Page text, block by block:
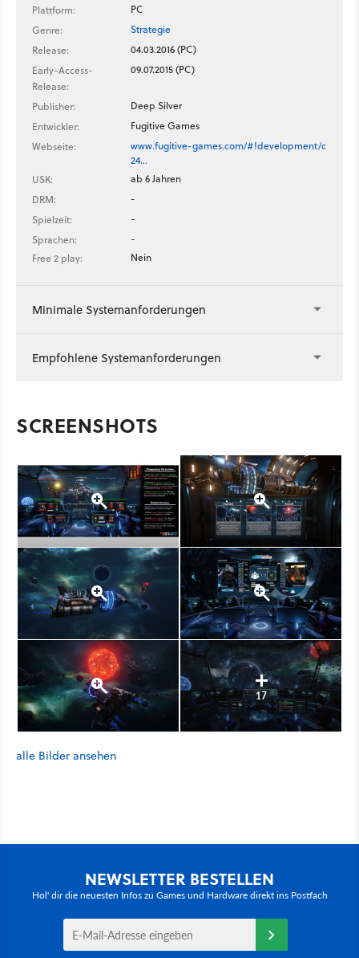
Plattform:
PC
Genre:
Strategie
Release:
04.03.2016 (PC)
Early-Access-
Release:
09.07.2015 (PC)
Publisher:
Deep Silver
Entwickler:
Fugitive Games
Webseite:
www.fugitive-games.com/#!development/c
24…
USK:
ab 6 Jahren
DRM:
-
Spielzeit:
-
Sprachen:
-
Free 2 play:
Nein
Minimale Systemanforderungen
Empfohlene Systemanforderungen
SCREENSHOTS
17
alle Bilder ansehen
NEWSLETTER BESTELLEN
Hol' dir die neuesten Infos zu Games und Hardware direkt ins Postfach